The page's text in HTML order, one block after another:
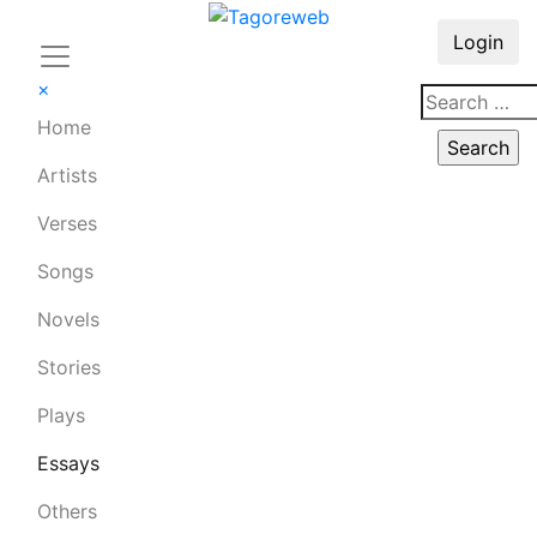
×
Home
Artists
Verses
Songs
Novels
Stories
Plays
Essays
Others
Login